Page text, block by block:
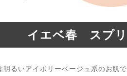
イエベ春 スプ
明るいアイボリーベージュ系のお肌